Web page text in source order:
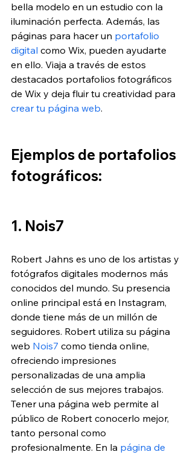
bella modelo en un estudio con la
iluminación perfecta. Además, las
páginas para hacer un portafolio
digital como Wix, pueden ayudarte
en ello. Viaja a través de estos
destacados portafolios fotográficos
de Wix y deja fluir tu creatividad para
crear tu página web.
Ejemplos de portafolios
fotográficos:
1. Nois7
Robert Jahns es uno de los artistas y
fotógrafos digitales modernos más
conocidos del mundo. Su presencia
online principal está en Instagram,
donde tiene más de un millón de
seguidores. Robert utiliza su página
web Nois7 como tienda online,
ofreciendo impresiones
personalizadas de una amplia
selección de sus mejores trabajos.
Tener una página web permite al
público de Robert conocerlo mejor,
tanto personal como
profesionalmente. En la página de